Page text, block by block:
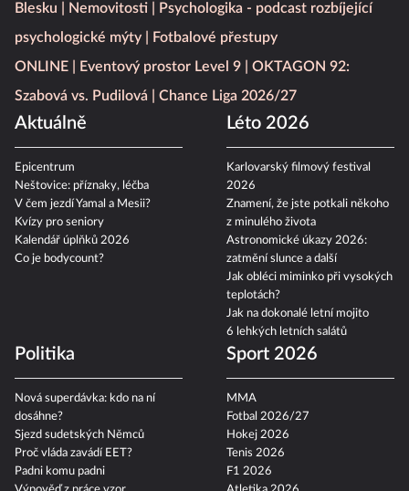
Blesku
Nemovitosti
Psychologika - podcast rozbíjející
psychologické mýty
Fotbalové přestupy
ONLINE
Eventový prostor Level 9
OKTAGON 92:
Szabová vs. Pudilová
Chance Liga 2026/27
Aktuálně
Epicentrum
Neštovice: příznaky, léčba
V čem jezdí Yamal a Mesii?
Kvízy pro seniory
Kalendář úplňků 2026
Co je bodycount?
Léto 2026
Karlovarský filmový festival
2026
Znamení, že jste potkali někoho
z minulého života
Astronomické úkazy 2026:
zatmění slunce a další
Jak obléci miminko při vysokých
teplotách?
Jak na dokonalé letní mojito
6 lehkých letních salátů
Politika
Nová superdávka: kdo na ní
dosáhne?
Sjezd sudetských Němců
Proč vláda zavádí EET?
Padni komu padni
Sport 2026
MMA
Fotbal 2026/27
Hokej 2026
Tenis 2026
F1 2026